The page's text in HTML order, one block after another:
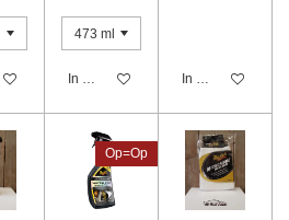
In winkelwagen In winkelwagen
Op=Op